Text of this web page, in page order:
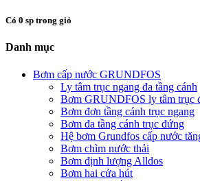
Có 0 sp trong giỏ
Danh mục
Bơm cấp nước GRUNDFOS
Ly tâm trục ngang đa tầng cánh
Bơm GRUNDFOS ly tâm trục
Bơm đơn tầng cánh trục ngang
Bơm đa tầng cánh trục đứng
Hệ bơm Grundfos cấp nước
Bơm chìm nước thải
Bơm định lượng Alldos
Bơm hai cửa hút